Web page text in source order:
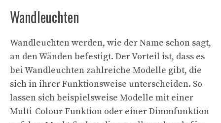
Wandleuchten
Wandleuchten werden, wie der Name schon sagt,
an den Wänden befestigt. Der Vorteil ist, dass es
bei Wandleuchten zahlreiche Modelle gibt, die
sich in ihrer Funktionsweise unterscheiden. So
lassen sich beispielsweise Modelle mit einer
Multi-Colour-Funktion oder einer Dimmfunktion